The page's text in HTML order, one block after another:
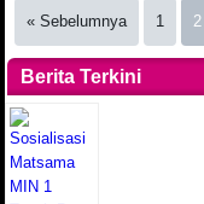
« Sebelumnya 1 2
Berita Terkini